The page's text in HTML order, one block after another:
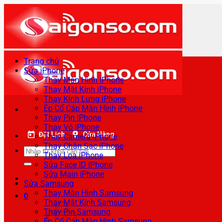
qua
nội
dung
Đặt Lịch Cửa Hàng
Tìm
kiếm:
0
Trang chủ
Sửa iPhone
Thay Màn Hình iPhone
Thay Mặt Kính iPhone
Thay Kính Lưng iPhone
Ép Cổ Cáp Màn Hình iPhone
Thay Pin iPhone
Thay Vỏ iPhone
Thay Camera iPhone
Thay Chân Sạc iPhone
Thay Loa iPhone
Sửa Face ID iPhone
Sửa Main iPhone
Sửa Samsung
Thay Màn Hình Samsung
Thay Mặt Kính Samsung
Thay Pin Samsung